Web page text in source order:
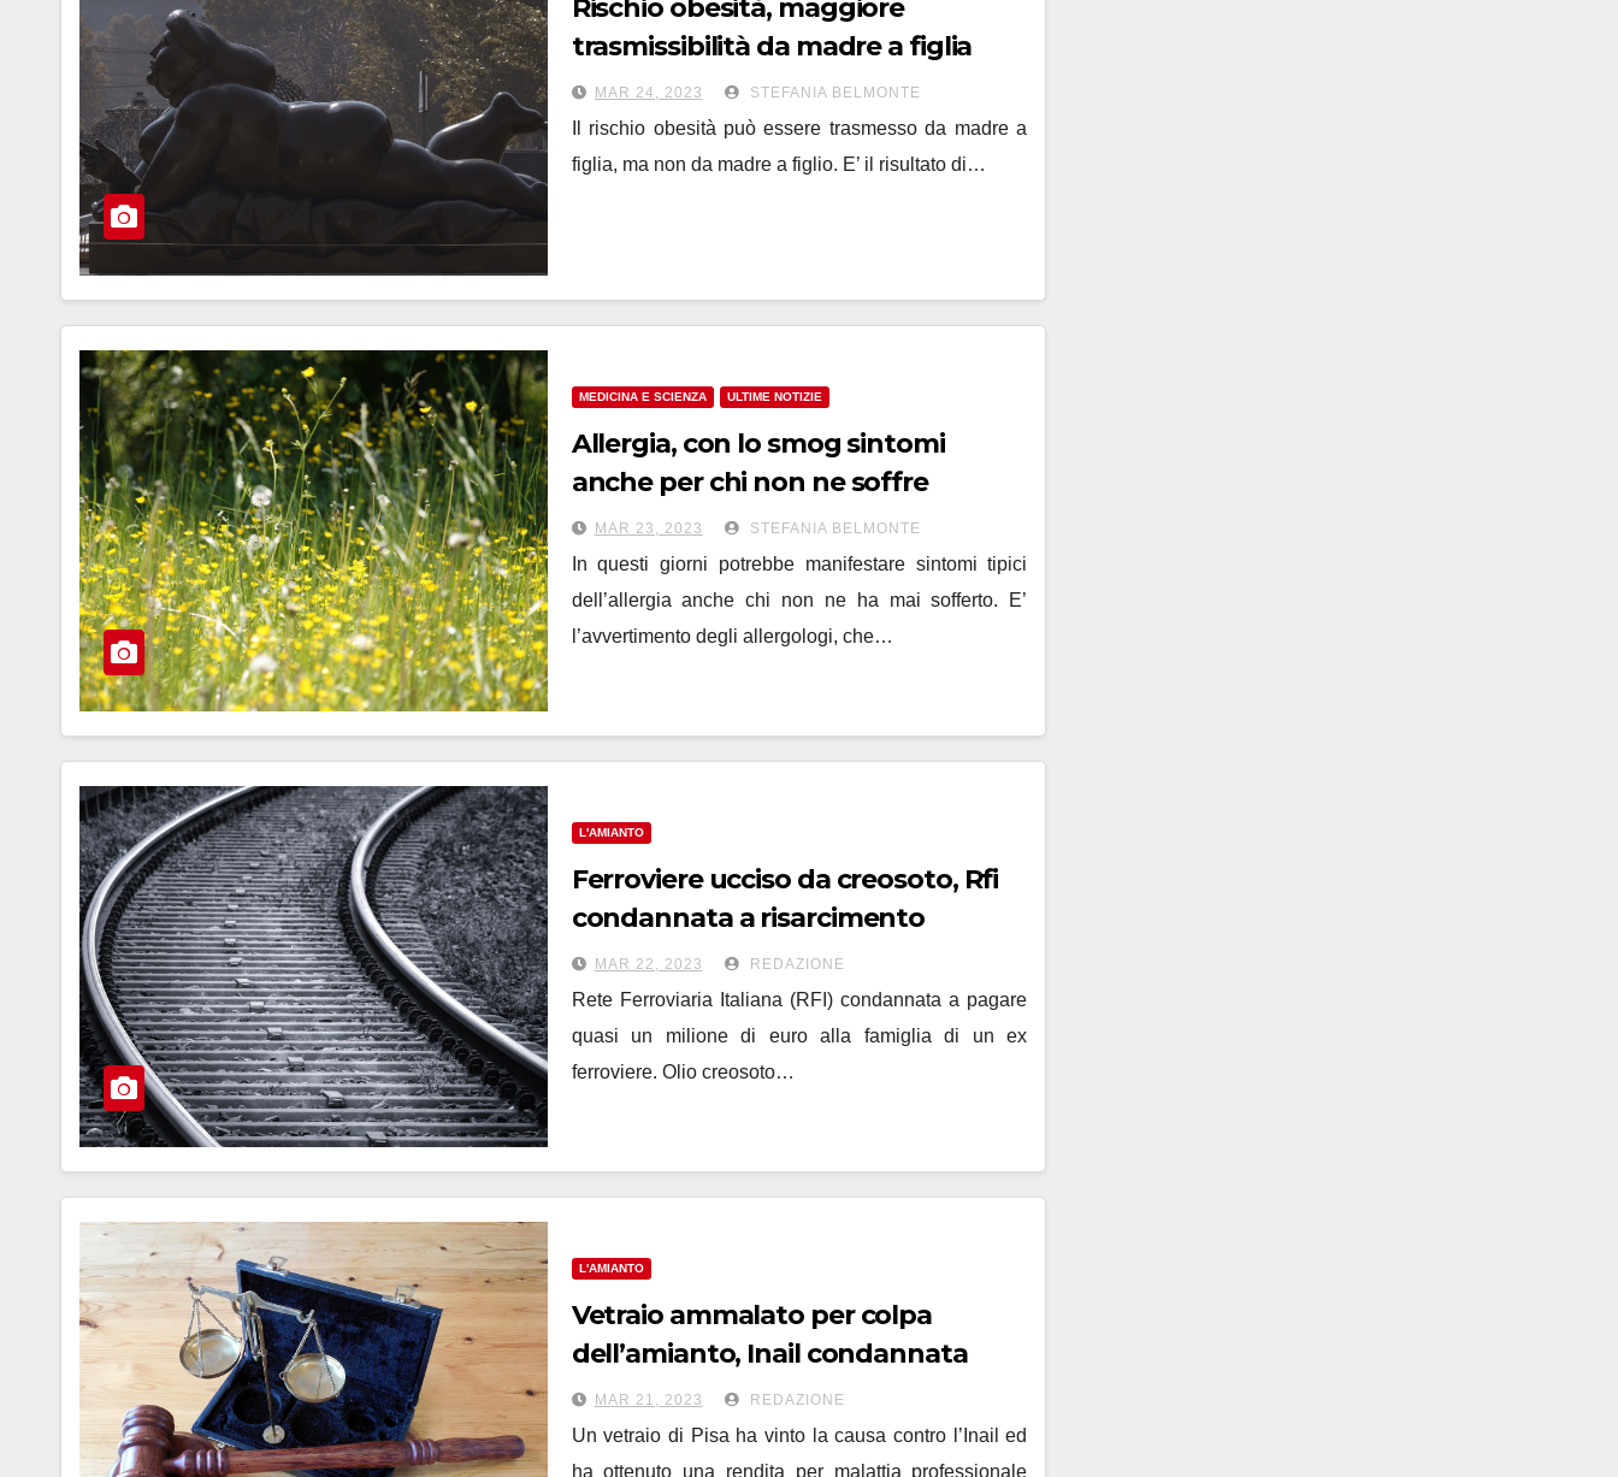
Rischio obesità, maggiore
trasmissibilità da madre a figlia
MAR 24, 2023 STEFANIA BELMONTE
Il rischio obesità può essere trasmesso da madre a
figlia, ma non da madre a figlio. E’ il risultato di…
MEDICINA E SCIENZA ULTIME NOTIZIE
Allergia, con lo smog sintomi
anche per chi non ne soffre
MAR 23, 2023 STEFANIA BELMONTE
In questi giorni potrebbe manifestare sintomi tipici
dell’allergia anche chi non ne ha mai sofferto. E’
l’avvertimento degli allergologi, che…
L'AMIANTO
Ferroviere ucciso da creosoto, Rfi
condannata a risarcimento
MAR 22, 2023 REDAZIONE
Rete Ferroviaria Italiana (RFI) condannata a pagare
quasi un milione di euro alla famiglia di un ex
ferroviere. Olio creosoto…
L'AMIANTO
Vetraio ammalato per colpa
dell’amianto, Inail condannata
MAR 21, 2023 REDAZIONE
Un vetraio di Pisa ha vinto la causa contro l’Inail ed
ha ottenuto una rendita per malattia professionale